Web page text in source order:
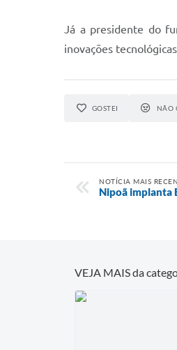
Já a presidente do
inovações
GOSTEI NÃO
NOTÍCIA MAIS
Nipoã implanta
VEJA MAIS da